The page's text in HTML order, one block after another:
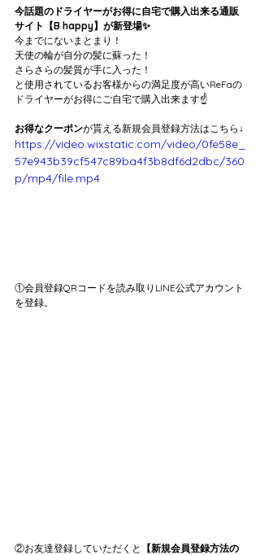
今話題のドライヤーがお得に自宅で購入出来る通販
サイト【B happy】が新登場✨
今までにないまとまり！
天使の輪が自分の髪に蘇った！
さらさらの髪質が手に入った！
と使用されているお客様からの満足度が高いReFaの
ドライヤーがお得にご自宅で購入出来ます☝️
お得なクーポンが貰える新規会員登録方法はこちら↓
https://video.wixstatic.com/video/0fe58e_
57e943b39cf547c89ba4f3b8df6d2dbc/360
p/mp4/file.mp4
①会員登録QRコードを読み取りLINE公式アカウント
を登録。
②お友達登録していただくと
【新規会員登録方法の